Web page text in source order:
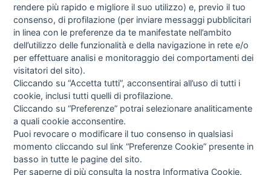
I libri Vedi tutti
rendere più rapido e migliore il suo utilizzo) e, previo il tuo
consenso, di profilazione (per inviare messaggi pubblicitari
in linea con le preferenze da te manifestate nell’ambito
dell’utilizzo delle funzionalità e della navigazione in rete e/o
per effettuare analisi e monitoraggio dei comportamenti dei
visitatori del sito).
Cliccando su “Accetta tutti”, acconsentirai all’uso di tutti i
cookie, inclusi tutti quelli di profilazione.
Cliccando su “Preferenze” potrai selezionare analiticamente
a quali cookie acconsentire.
Puoi revocare o modificare il tuo consenso in qualsiasi
momento cliccando sul link “Preferenze Cookie” presente in
basso in tutte le pagine del sito.
Per saperne di più consulta la nostra Informativa Cookie.